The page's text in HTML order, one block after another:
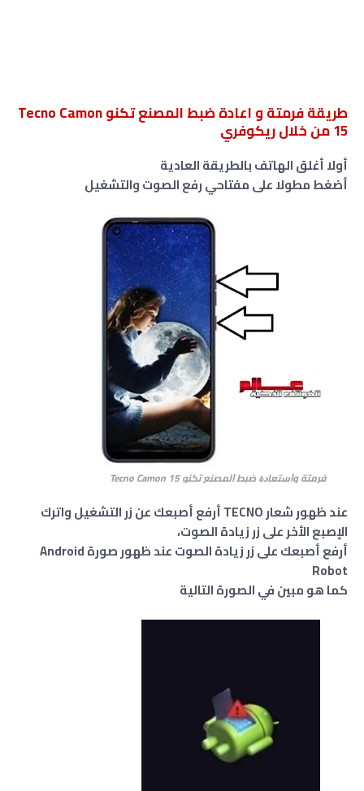
طريقة فرمتة و اعادة ضبط المصنع تكنو Tecno Camon
15 من خلال ريكوفري
أولا أغلق الهاتف بالطريقة العادية
أضغط مطولا على مفتاحي رفع الصوت والتشغيل
فرمتة وﺍﺳﺘﻌﺎﺩﺓ ﺿﺒﻂ ﺍﻟﻤﺼﻨﻊ تكنو Tecno Camon 15
عند ظهور شعار TECNO أرفع أصبعك عن زر التشغيل واترك
الإصبع الأخر على زر زيادة الصوت،
أرفع أصبعك على زر زيادة الصوت عند ظهور صورة Android
Robot
كما هو مبين في الصورة التالية